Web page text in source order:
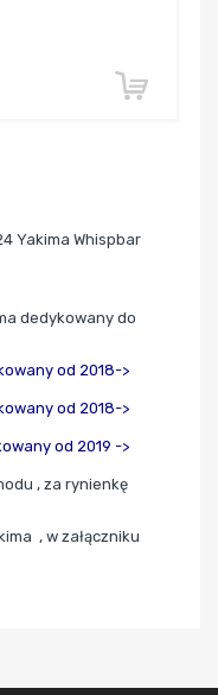
Yakima Whispbar
dedykowany do
od 2018->
od 2018->
od 2019 ->
, za rynienkę
, w załączniku